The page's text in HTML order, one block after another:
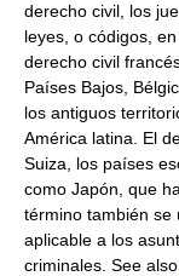
derecho civil, los
leyes, o códigos,
derecho civil
Países Bajos,
los antiguos
América latina. El
Suiza, los países
como Japón, que
término también se
aplicable a los
criminales. See also